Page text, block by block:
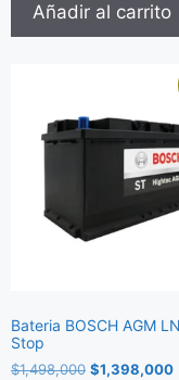
Añadir al carrito
Bateria BOSCH AGM
Stop
$1,498,000 $1,398,000